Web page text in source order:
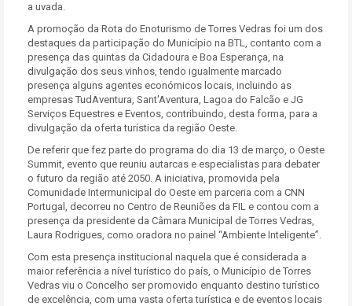
a uvada.
A promoção da Rota do Enoturismo de Torres Vedras foi um dos
destaques da participação do Município na BTL, contanto com a
presença das quintas da Cidadoura e Boa Esperança, na
divulgação dos seus vinhos, tendo igualmente marcado
presença alguns agentes económicos locais, incluindo as
empresas TudAventura, Sant'Aventura, Lagoa do Falcão e JG
Serviços Equestres e Eventos, contribuindo, desta forma, para a
divulgação da oferta turística da região Oeste.
De referir que fez parte do programa do dia 13 de março, o Oeste
Summit, evento que reuniu autarcas e especialistas para debater
o futuro da região até 2050. A iniciativa, promovida pela
Comunidade Intermunicipal do Oeste em parceria com a CNN
Portugal, decorreu no Centro de Reuniões da FIL e contou com a
presença da presidente da Câmara Municipal de Torres Vedras,
Laura Rodrigues, como oradora no painel “Ambiente Inteligente”.
Com esta presença institucional naquela que é considerada a
maior referência a nível turístico do país, o Município de Torres
Vedras viu o Concelho ser promovido enquanto destino turístico
de excelência, com uma vasta oferta turística e de eventos locais